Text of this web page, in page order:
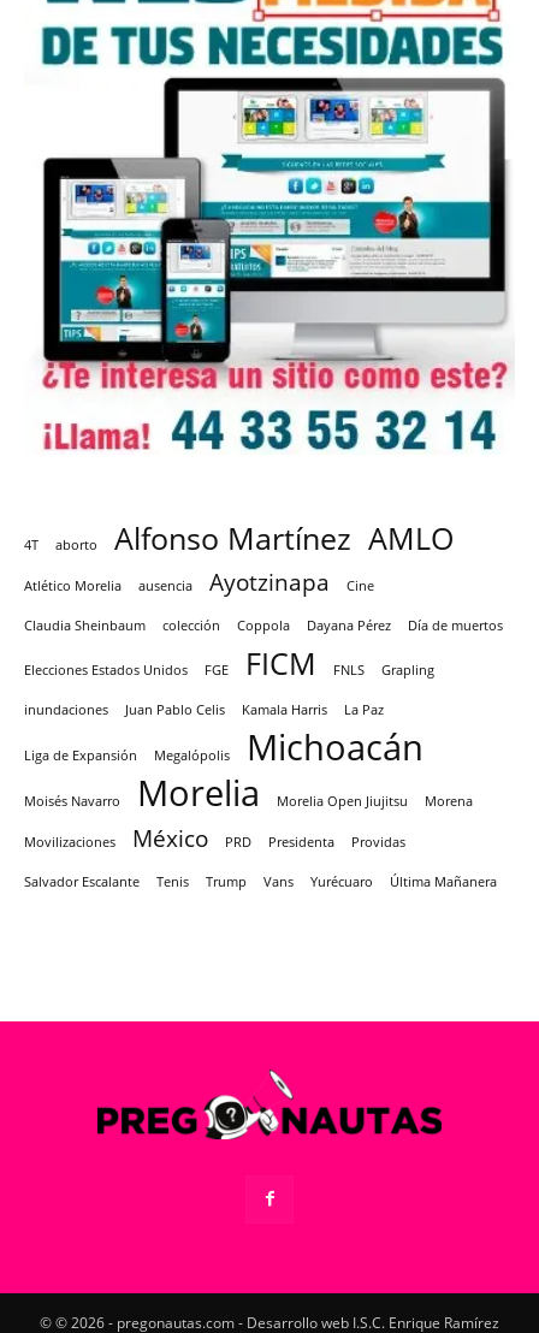
4T aborto Alfonso Martínez AMLO
Atlético Morelia ausencia Ayotzinapa Cine
Claudia Sheinbaum colección Coppola Dayana Pérez Día de muertos
Elecciones Estados Unidos FGE FICM FNLS Grapling
inundaciones Juan Pablo Celis Kamala Harris La Paz
Liga de Expansión Megalópolis Michoacán
Moisés Navarro Morelia Morelia Open Jiujitsu Morena
Movilizaciones México PRD Presidenta Providas
Salvador Escalante Tenis Trump Vans Yurécuaro Última Mañanera
© © 2026 - pregonautas.com - Desarrollo web I.S.C. Enrique Ramírez